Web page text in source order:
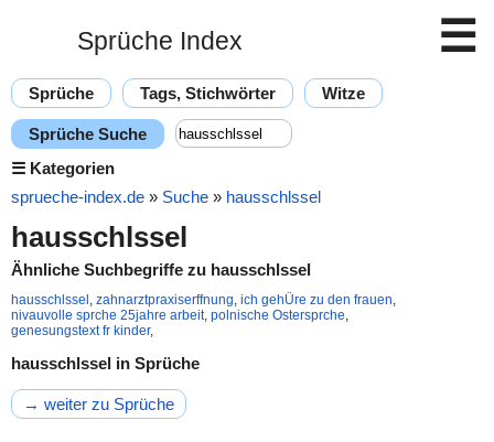
Sprüche Index ☰
Sprüche Tags, Stichwörter Witze
Sprüche Suche
☰ Kategorien
sprueche-index.de » Suche » hausschlssel
hausschlssel
Ähnliche Suchbegriffe zu hausschlssel
hausschlssel , zahnarztpraxiserffnung, ich gehÜre zu den frauen,
nivauvolle sprche 25jahre arbeit, polnische Ostersprche,
genesungstext fr kinder,
hausschlssel in Sprüche
→ weiter zu Sprüche